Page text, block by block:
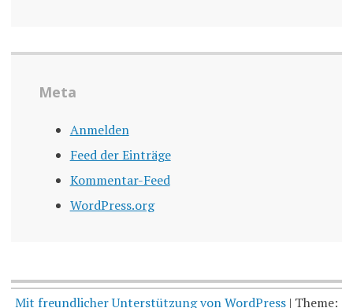
Meta
Anmelden
Feed der Einträge
Kommentar-Feed
WordPress.org
Mit freundlicher Unterstützung von WordPress | Theme: